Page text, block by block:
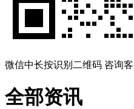
微信中长按识别二维码 咨询客
全部资讯